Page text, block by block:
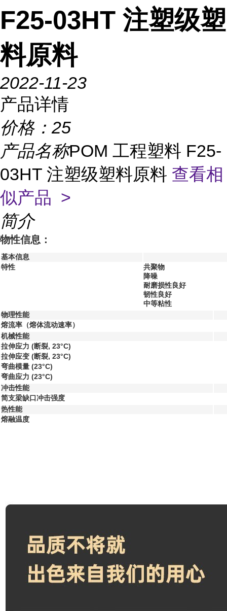
F25-03HT 注塑级塑
料原料
2022-11-23
产品详情
价格： 25
产品名称POM 工程塑料 F25-
03HT 注塑级塑料原料 查看相
似产品 >
简介
物性信息：
基本信息
特性
共聚物
降噪
耐磨损性良好
韧性良好
中等粘性
物理性能
熔流率（熔体流动速率）
机械性能
拉伸应力 (断裂, 23°C)
拉伸应变 (断裂, 23°C)
弯曲模量 (23°C)
弯曲应力 (23°C)
冲击性能
简支梁缺口冲击强度
热性能
熔融温度